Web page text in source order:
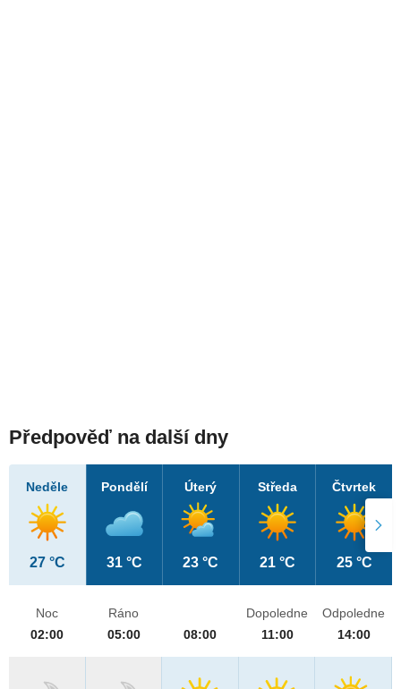
Předpověď na další dny
Neděle
27 °C
Pondělí
31 °C
Úterý
23 °C
Středa
21 °C
Čtvrtek
25 °C
Noc
02:00
Ráno
05:00
08:00
Dopoledne
11:00
Odpoledne
14:00